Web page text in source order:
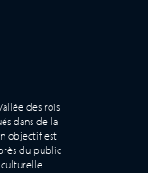
des rois
dans de la
objectif est
du public